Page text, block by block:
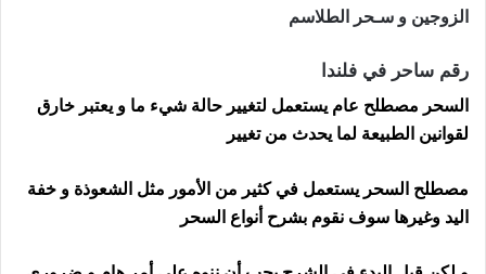
الزوجين و سـحر الطلاسم
رقم ساحر في فلندا
السحر مصطلح عام يستعمل لتغيير حالة شيء ما و يعتبر خارق
لقوانين الطبيعة لما يحدث من تغيير
مصطلح السحر يستعمل في كثير من الأمور مثل الشعوذة و خفة
اليد وغيرها سوف نقوم بشرح أنواع السحر